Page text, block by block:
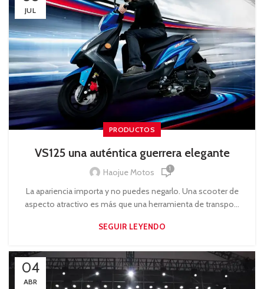
JUL
PRODUCTOS
VS125 una auténtica guerrera elegante
Haojue Motos 1
La apariencia importa y no puedes negarlo. Una scooter de
aspecto atractivo es más que una herramienta de transpo...
SEGUIR LEYENDO
04
ABR